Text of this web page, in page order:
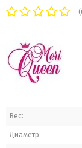
Вес:
Диаметр: